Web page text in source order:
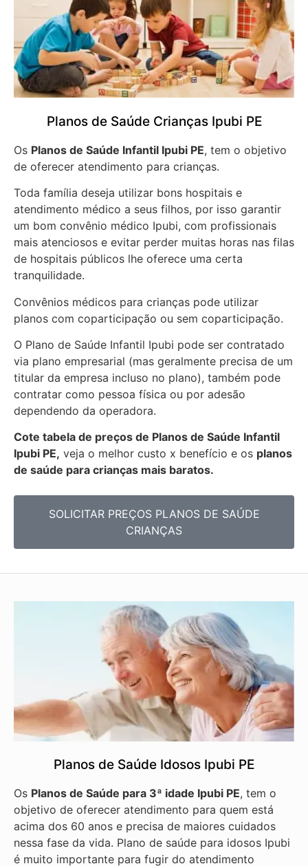
Planos de Saúde Crianças Ipubi PE
Os Planos de Saúde Infantil Ipubi PE, tem o objetivo
de oferecer atendimento para crianças.
Toda família deseja utilizar bons hospitais e
atendimento médico a seus filhos, por isso garantir
um bom convênio médico Ipubi, com profissionais
mais atenciosos e evitar perder muitas horas nas filas
de hospitais públicos lhe oferece uma certa
tranquilidade.
Convênios médicos para crianças pode utilizar
planos com coparticipação ou sem coparticipação.
O Plano de Saúde Infantil Ipubi pode ser contratado
via plano empresarial (mas geralmente precisa de um
titular da empresa incluso no plano), também pode
contratar como pessoa física ou por adesão
dependendo da operadora.
Cote tabela de preços de Planos de Saúde Infantil
Ipubi PE, veja o melhor custo x benefício e os planos
de saúde para crianças mais baratos.
SOLICITAR PREÇOS PLANOS DE SAÚDE
CRIANÇAS
Planos de Saúde Idosos Ipubi PE
Os Planos de Saúde para 3ª idade Ipubi PE, tem o
objetivo de oferecer atendimento para quem está
acima dos 60 anos e precisa de maiores cuidados
nessa fase da vida. Plano de saúde para idosos Ipubi
é muito importante para fugir do atendimento